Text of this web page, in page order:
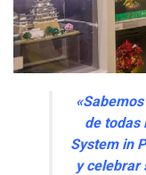
de todas
System in
y celebrar